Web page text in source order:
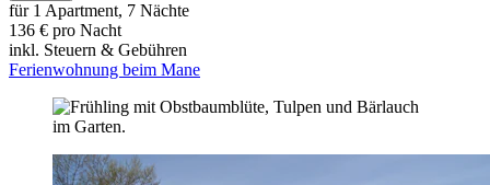
für 1 Apartment, 7 Nächte
136 € pro Nacht
inkl. Steuern & Gebühren
Ferienwohnung beim Mane